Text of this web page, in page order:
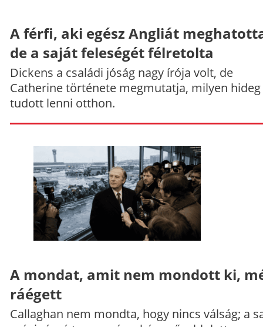
A férfi, aki egész Angliát
de a saját feleségét félretolta
Dickens a családi jóság nagy írója volt, de
Catherine története megmutatja, milyen hideg
tudott lenni otthon.
A mondat, amit nem mondott ki,
ráégett
Callaghan nem mondta, hogy nincs válság; a